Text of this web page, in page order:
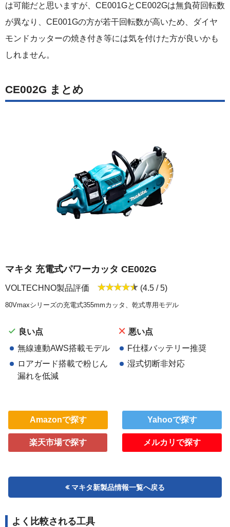
は可能だと思いますが、CE001GとCE002Gは無負荷回転数
が異なり、CE001Gの方が若干回転数が高いため、ダイヤ
モンドカッターの焼き付き等には気を付けた方が良いかも
しれません。
CE002G まとめ
マキタ 充電式パワーカッタ CE002G
VOLTECHNO製品評価 (4.5 / 5)
80Vmaxシリーズの充電式355mmカッタ、乾式専用モデル
良い点
無線連動AWS搭載モデル
ロアガード搭載で粉じん
漏れを低減
悪い点
F仕様バッテリー推奨
湿式切断非対応
Amazonで探す
楽天市場で探す
Yahooで探す
メルカリで探す
マキタ新製品情報一覧へ戻る
よく比較される工具